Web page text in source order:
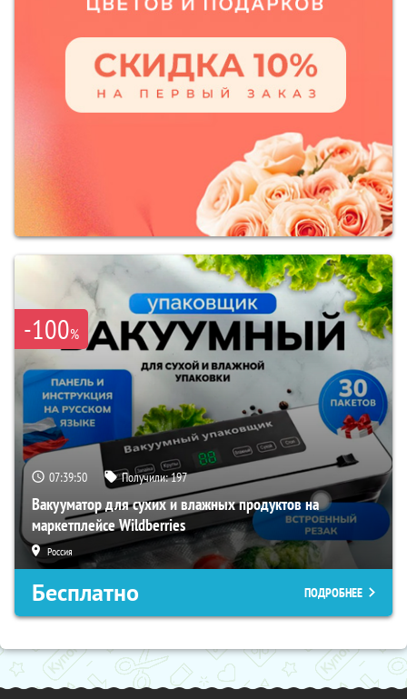
-100%
07:39:49 Получили:197
Вакууматор для сухих и влажных продуктов на
маркетплейсе Wildberries
Россия
Бесплатно ПОДРОБНЕЕ